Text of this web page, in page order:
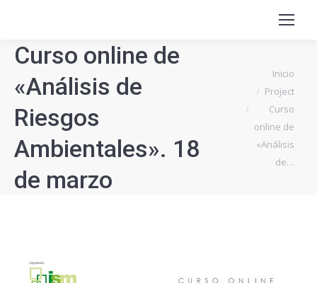
Curso online de
«Análisis de
Riesgos
Ambientales». 18
de marzo
Estás aquí:Inicio
Project
Curso
online de
«Análisis
de…